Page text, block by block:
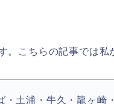
。こちらの記事では私
・土浦・牛久・龍ヶ崎